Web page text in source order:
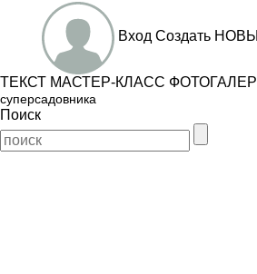
Вход Создать
ТЕКСТ МАСТЕР-КЛАСС
суперсадовника
Поиск